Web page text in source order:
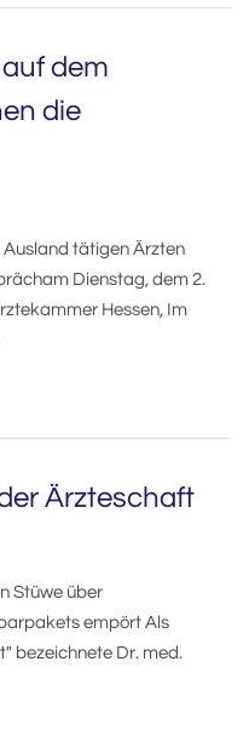
dem
die
Ausland tätigen Ärzten
Dienstag, dem 2.
Hessen, Im
Ärzteschaft
Stüwe über
empört Als
bezeichnete Dr. med.